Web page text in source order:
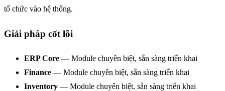
tổ chức vào hệ thống.
Giải pháp cốt lõi
ERP Core — Module chuyên biệt, sẵn sàng triển khai
Finance — Module chuyên biệt, sẵn sàng triển khai
Inventory — Module chuyên biệt, sẵn sàng triển khai